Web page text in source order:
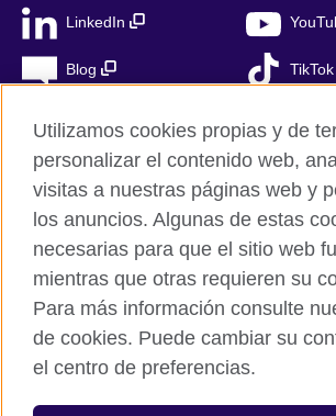
LinkedIn
Blog TikTok
British Council Global
Privacidad
Aviso Legal
Cookies
Mapa del sitio
© 2026 British Council
Utilizamos cookies propias y de
personalizar el contenido web,
visitas a nuestras páginas web y
los anuncios. Algunas de estas
necesarias para que el sitio web
mientras que otras requieren su
Para más información consulte
de cookies. Puede cambiar su
el centro de preferencias.